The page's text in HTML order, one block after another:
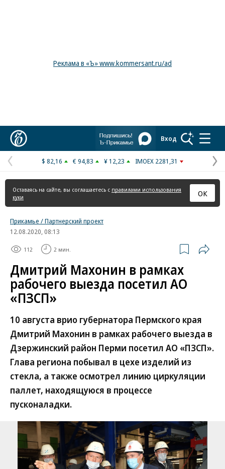
Реклама в «Ъ» www.kommersant.ru/ad
Вход
Предыдущая
страница
$ 82,16 € 94,83 ¥ 12,23 IMOEX 2281,31
Оставаясь на сайте, вы соглашаетесь с правилами использования
куки
ОК
Прикамье / Партнерский проект
12.08.2020, 08:13
112 2 мин.
Дмитрий Махонин в рамках
рабочего выезда посетил АО
«ПЗСП»
10 августа врио губернатора Пермского края
Дмитрий Махонин в рамках рабочего выезда в
Дзержинский район Перми посетил АО «ПЗСП».
Глава региона побывал в цехе изделий из
стекла, а также осмотрел линию циркуляции
паллет, находящуюся в процессе
пусконаладки.